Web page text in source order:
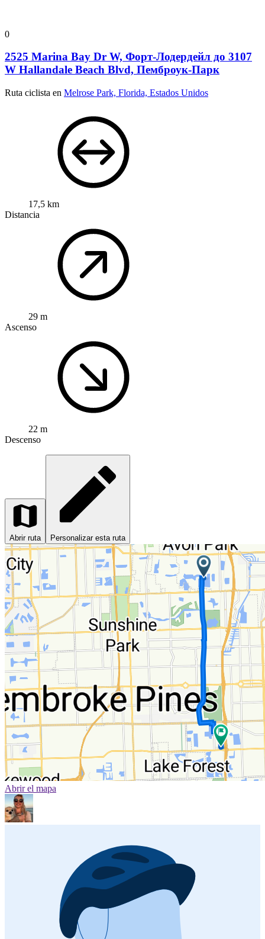
0
2525 Marina Bay Dr W, Форт-Лодердейл до 3107
W Hallandale Beach Blvd, Пемброук-Парк
Ruta ciclista en Melrose Park, Florida, Estados Unidos
17,5 km
Distancia
29 m
Ascenso
22 m
Descenso
Abrir ruta Personalizar esta ruta
Abrir el mapa